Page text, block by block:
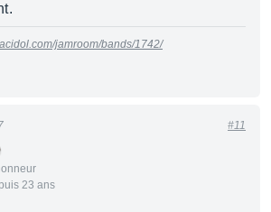
jamroom/bands/1742/
23 ans
#11